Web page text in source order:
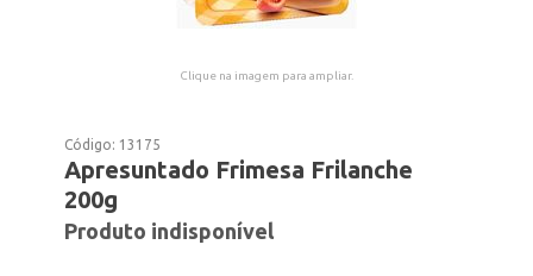
Clique na imagem para ampliar.
Código: 13175
Apresuntado Frimesa Frilanche
200g
Produto indisponível